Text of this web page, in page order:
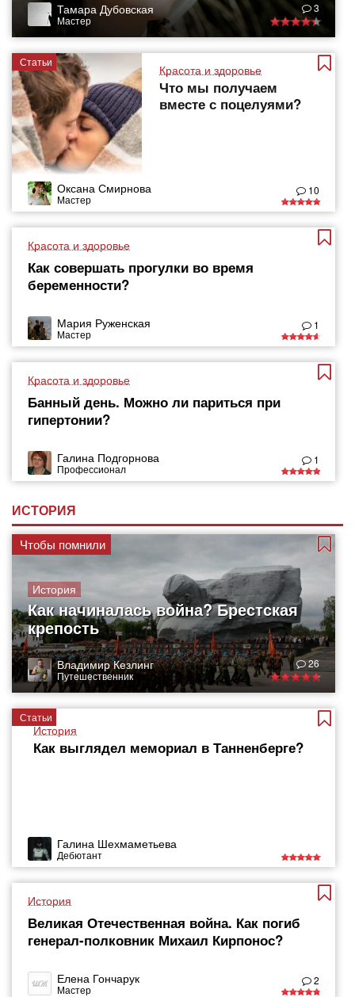
Тамара Дубовская
Мастер
3
Статьи
Красота и здоровье
Что мы получаем
вместе с поцелуями?
Оксана Смирнова
Мастер
10
Красота и здоровье
Как совершать прогулки во время
беременности?
Мария Руженская
Мастер
1
Красота и здоровье
Банный день. Можно ли париться при
гипертонии?
Галина Подгорнова
Профессионал
1
ИСТОРИЯ
Чтобы помнили
История
Как начиналась война? Брестская
крепость
Владимир Кезлинг
Путешественник
26
Статьи
История
Как выглядел мемориал в Танненберге?
Галина Шехмаметьева
Дебютант
История
Великая Отечественная война. Как погиб
генерал-полковник Михаил Кирпонос?
Елена Гончарук
Мастер
2